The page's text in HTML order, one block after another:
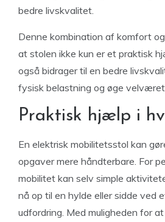
bedre livskvalitet.
Denne kombination af komfort
at stolen ikke kun er et praktisk
også bidrager til en bedre
fysisk belastning og øge
Praktisk hjælp i
En elektrisk mobilitetsstol kan
opgaver mere håndterbare. For
mobilitet kan selv simple
nå op til en hylde eller sidde ved
udfordring. Med muligheden for